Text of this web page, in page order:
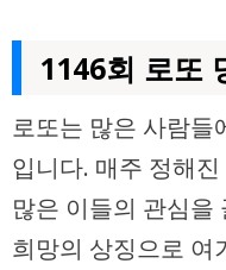
1146회 로또
로또는 많은 사람들
입니다. 매주 정해
많은 이들의 관심을
희망의 상징으로 여